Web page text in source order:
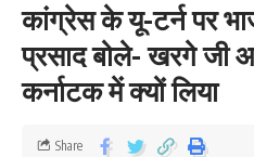
कांग्रेस के यू-टर्न पर
प्रसाद बोले- खरगे जी
कर्नाटक में क्यों लिया
Share